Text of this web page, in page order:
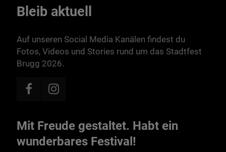
Bleib aktuell
Auf unseren Social Media Kanälen findest du
Fotos, Videos und Stories rund um das Stadtfest
Brugg 2026.
Mit Freude gestaltet. Habt ein
wunderbares Festival!